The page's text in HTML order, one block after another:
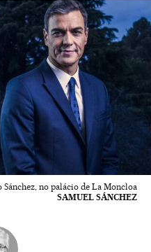
Sánchez, no palácio de La Moncloa
SAMUEL SÁNCHEZ